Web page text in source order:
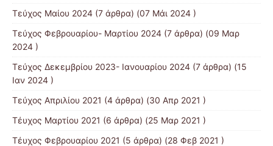
Τεύχος Μαίου 2024 (7 άρθρα) (07 Μάι 2024 )
Τεύχος Φεβρουαρίου- Μαρτίου 2024 (7 άρθρα) (09 Μαρ
2024 )
Τεύχος Δεκεμβρίου 2023- Ιανουαρίου 2024 (7 άρθρα) (15
Ιαν 2024 )
Τεύχος Απριλίου 2021 (4 άρθρα) (30 Απρ 2021 )
Τέυχος Μαρτίου 2021 (6 άρθρα) (25 Μαρ 2021 )
Τέυχος Φεβρουαρίου 2021 (5 άρθρα) (28 Φεβ 2021 )